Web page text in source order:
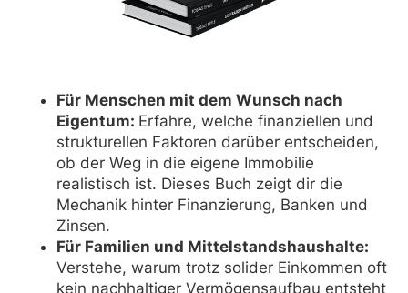
Für Menschen mit dem Wunsch nach
Eigentum: Erfahre, welche finanziellen und
strukturellen Faktoren darüber entscheiden,
ob der Weg in die eigene Immobilie
realistisch ist. Dieses Buch zeigt dir die
Mechanik hinter Finanzierung, Banken und
Zinsen.
Für Familien und Mittelstandshaushalte:
Verstehe, warum trotz solider Einkommen oft
kein nachhaltiger Vermögensaufbau entsteht